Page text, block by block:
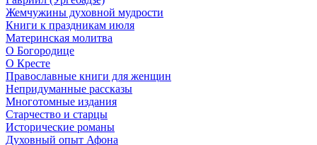
Жемчужины духовной мудрости
Книги к праздникам июля
Материнская молитва
О Богородице
О Кресте
Православные книги для женщин
Непридуманные рассказы
Многотомные издания
Старчество и старцы
Исторические романы
Духовный опыт Афона